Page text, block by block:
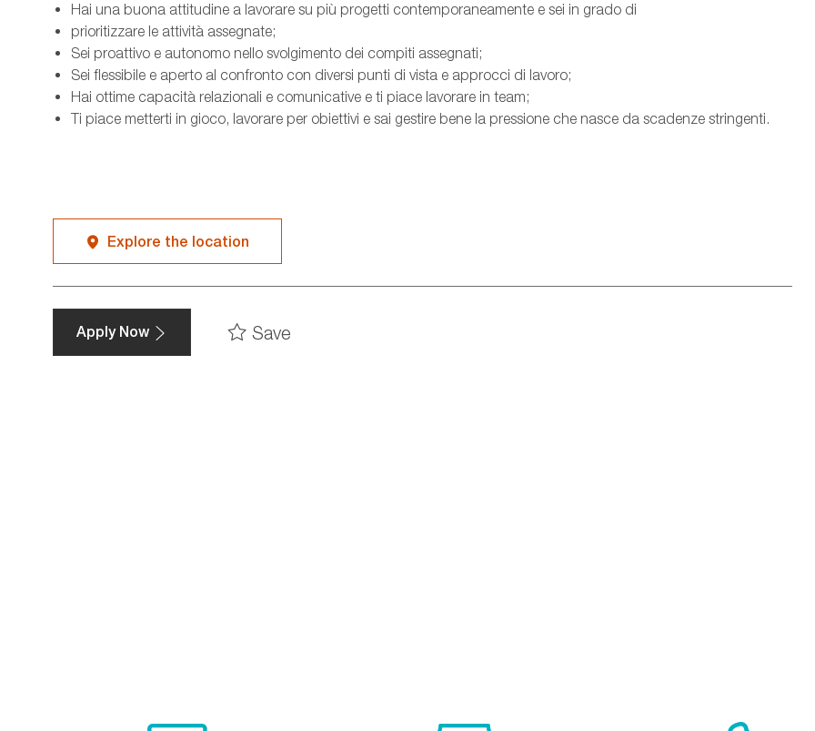
Hai una buona attitudine a lavorare su più progetti contemporaneamente e sei in grado di
prioritizzare le attività assegnate;
Sei proattivo e autonomo nello svolgimento dei compiti assegnati;
Sei flessibile e aperto al confronto con diversi punti di vista e approcci di lavoro;
Hai ottime capacità relazionali e comunicative e ti piace lavorare in team;
Ti piace metterti in gioco, lavorare per obiettivi e sai gestire bene la pressione che nasce da scadenze stringenti.
Explore the location
Apply Now Save